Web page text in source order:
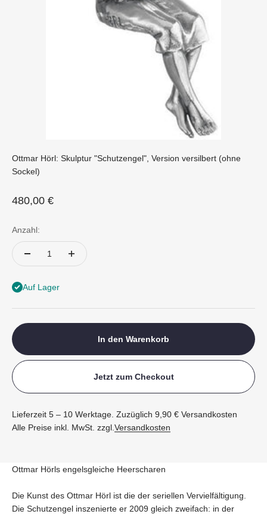
Ottmar Hörl: Skulptur "Schutzengel", Version versilbert (ohne
Sockel)
Angebot
480,00 €
Anzahl:
Auf Lager
In den Warenkorb
Jetzt zum Checkout
Lieferzeit 5 – 10 Werktage. Zuzüglich 9,90 € Versandkosten
Alle Preise inkl. MwSt. zzgl. Versandkosten
Ottmar Hörls engelsgleiche Heerscharen
Die Kunst des Ottmar Hörl ist die der seriellen Vervielfältigung.
Die Schutzengel inszenierte er 2009 gleich zweifach: in der